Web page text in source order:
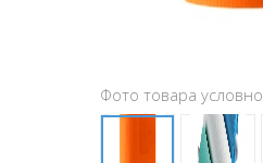
Фото товара